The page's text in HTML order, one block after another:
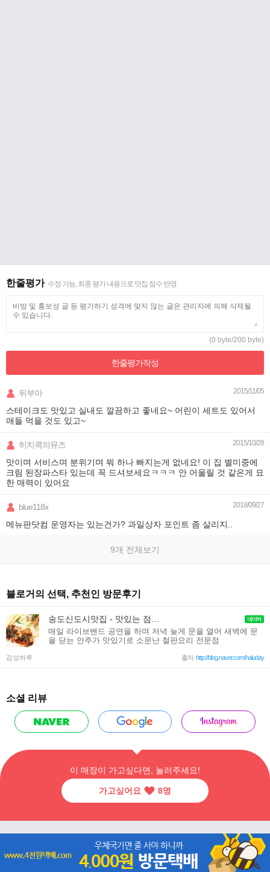
한줄평가 수정 가능, 최종 평가 내용으로 맛집 점수 반영.
(0 byte/200 byte)
한줄평가작성
뒤부아 2015/11/05
스테이크도 맛있고 실내도 깔끔하고 좋네요~ 어린이 세트도 있어서
애들 먹을 것도 있고~
히치콕의뮤즈 2015/10/28
맛이며 서비스며 분위기며 뭐 하나 빠지는게 없네요! 이 집 별미중에
크림 된장파스타 있는데 꼭 드셔보세요ㅋㅋㅋ 안 어울릴 것 같은게 묘
한 매력이 있어요
blue118x 2018/09/27
메뉴판닷컴 운영자는 있는건가? 과일상자 포인트 좀 살리지..
9개 전체보기
블로거의 선택, 추천인 방문후기
매일 라이브밴드 공연을 하며 저녁 늦게 문을 열어 새벽에 문
을 닫는 안주가 맛있기로 소문난 철판요리 전문점
감성하루 출처 http://blog.naver.com/haluday
소셜 리뷰
이 매장이 가고싶다면, 눌러주세요!
가고싶어요 8명